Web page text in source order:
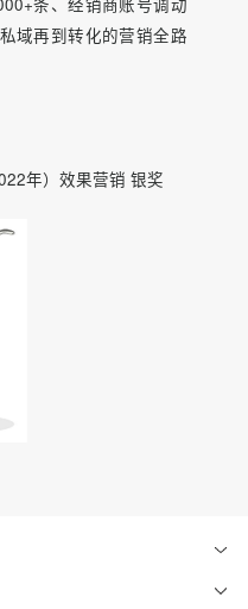
，社群建立客户分层
踪+成交工具培训赋能
点转化制定考核标准
全网爆开，月均获得万条线
机制，让五菱在全行业7%
至15%。
共同参与，月均提供万条线
条、经销商账号调动
私域再到转化的营销全路